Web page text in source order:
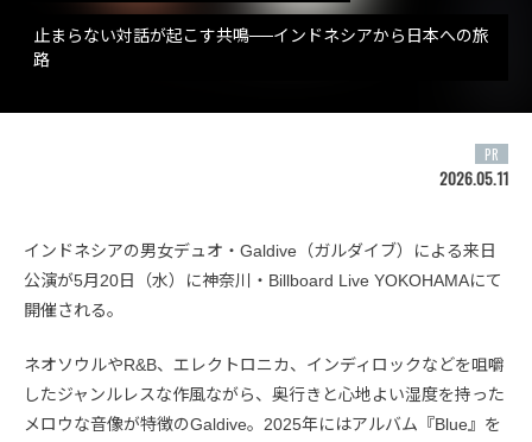
止まらない対話が起こす共鳴──インドネシアから日本への旅
路
PR
2026.05.11
インドネシアの男女デュオ・Galdive（ガルダイブ）による来日
公演が5月20日（水）に神奈川・Billboard Live YOKOHAMAにて
開催される。
ネオソウルやR&B、エレクトロニカ、インディロックなどを咀嚼
したジャンルレスな作風ながら、奥行きと心地よい湿度を持った
メロウな音像が特徴のGaldive。2025年にはアルバム『Blue』を